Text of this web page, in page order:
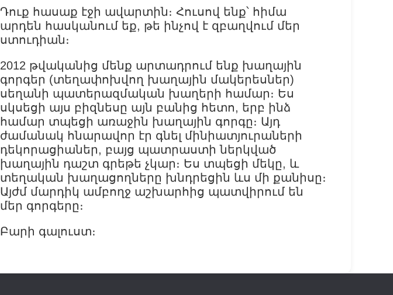
Դուք հասաք էջի ավարտին։ Հուսով ենք՝ հիմա
արդեն հասկանում եք, թե ինչով է զբաղվում մեր
ստուդիան։
2012 թվականից մենք արտադրում ենք խաղային
գորգեր (տեղափոխվող խաղային մակերեսներ)
սեղանի պատերազմական խաղերի համար։ Ես
սկսեցի այս բիզնեսը այն բանից հետո, երբ ինձ
համար տպեցի առաջին խաղային գորգը։ Այդ
ժամանակ հնարավոր էր գնել մինիատյուրաների
դեկորացիաներ, բայց պատրաստի ներկված
խաղային դաշտ գրեթե չկար։ Ես տպեցի մեկը, և
տեղական խաղացողները խնդրեցին ևս մի քանիսը։
Այժմ մարդիկ ամբողջ աշխարհից պատվիրում են
մեր գորգերը։
Բարի գալուստ։